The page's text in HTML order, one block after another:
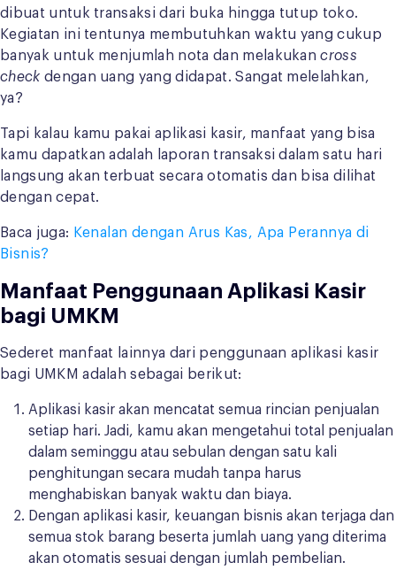
dibuat untuk transaksi dari buka hingga tutup toko.
Kegiatan ini tentunya membutuhkan waktu yang cukup
banyak untuk menjumlah nota dan melakukan cross
check dengan uang yang didapat. Sangat melelahkan,
ya?
Tapi kalau kamu pakai aplikasi kasir, manfaat yang bisa
kamu dapatkan adalah laporan transaksi dalam satu hari
langsung akan terbuat secara otomatis dan bisa dilihat
dengan cepat.
Baca juga: Kenalan dengan Arus Kas, Apa Perannya di
Bisnis?
Manfaat Penggunaan Aplikasi Kasir
bagi UMKM
Sederet manfaat lainnya dari penggunaan aplikasi kasir
bagi UMKM adalah sebagai berikut:
Aplikasi kasir akan mencatat semua rincian penjualan
setiap hari. Jadi, kamu akan mengetahui total penjualan
dalam seminggu atau sebulan dengan satu kali
penghitungan secara mudah tanpa harus
menghabiskan banyak waktu dan biaya.
Dengan aplikasi kasir, keuangan bisnis akan terjaga dan
semua stok barang beserta jumlah uang yang diterima
akan otomatis sesuai dengan jumlah pembelian.